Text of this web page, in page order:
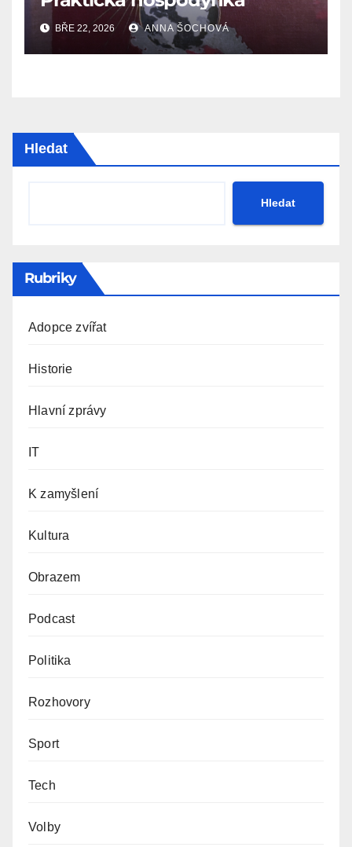
BŘE 22, 2026 ANNA ŠOCHOVÁ
Hledat
Hledat
Rubriky
Adopce zvířat
Historie
Hlavní zprávy
IT
K zamyšlení
Kultura
Obrazem
Podcast
Politika
Rozhovory
Sport
Tech
Volby